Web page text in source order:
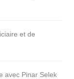
et de
avec Pinar Selek